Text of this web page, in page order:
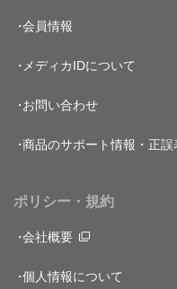
会員情報
メディカIDについて
お問い合わせ
商品のサポート情報・正誤
ポリシー・規約
会社概要
個人情報について